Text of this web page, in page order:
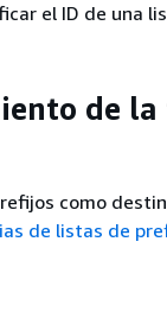
el ID de una
de
como
de listas de